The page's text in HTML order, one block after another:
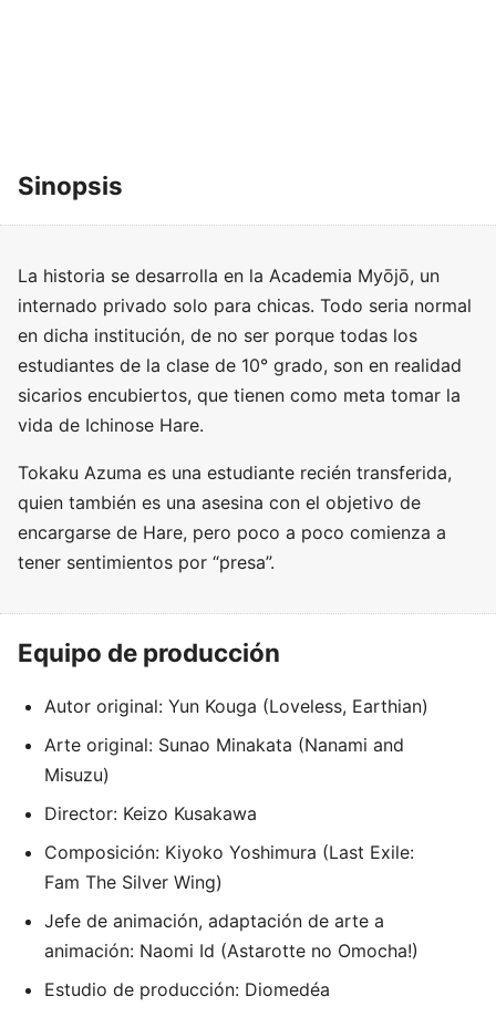
Sinopsis
La historia se desarrolla en la Academia Myōjō, un
internado privado solo para chicas. Todo seria normal
en dicha institución, de no ser porque todas los
estudiantes de la clase de 10° grado, son en realidad
sicarios encubiertos, que tienen como meta tomar la
vida de Ichinose Hare.
Tokaku Azuma es una estudiante recién transferida,
quien también es una asesina con el objetivo de
encargarse de Hare, pero poco a poco comienza a
tener sentimientos por “presa”.
Equipo de producción
Autor original: Yun Kouga (Loveless, Earthian)
Arte original: Sunao Minakata (Nanami and
Misuzu)
Director: Keizo Kusakawa
Composición: Kiyoko Yoshimura (Last Exile:
Fam The Silver Wing)
Jefe de animación, adaptación de arte a
animación: Naomi Id (Astarotte no Omocha!)
Estudio de producción: Diomedéa